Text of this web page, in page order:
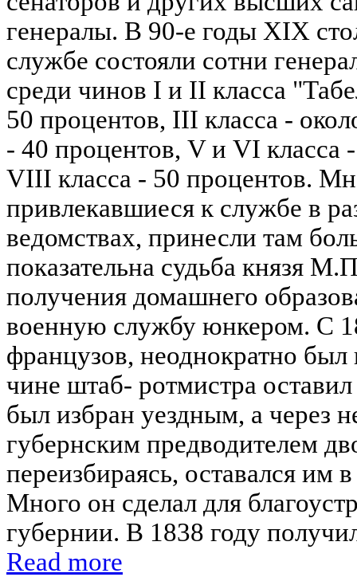
генералы. В 90-е годы XIX
службе состояли сотни
среди чинов I и II класса
50 процентов, III класса -
- 40 процентов, V и VI класса
VIII класса - 50 процентов.
привлекавшиеся к службе в
ведомствах, принесли там
показательна судьба князя
получения домашнего
военную службу юнкером. С
французов, неоднократно
чине штаб- ротмистра
был избран уездным, а через
губернским предводителем
переизбираясь, оставался им
Много он сделал для
губернии. В 1838 году
Read more